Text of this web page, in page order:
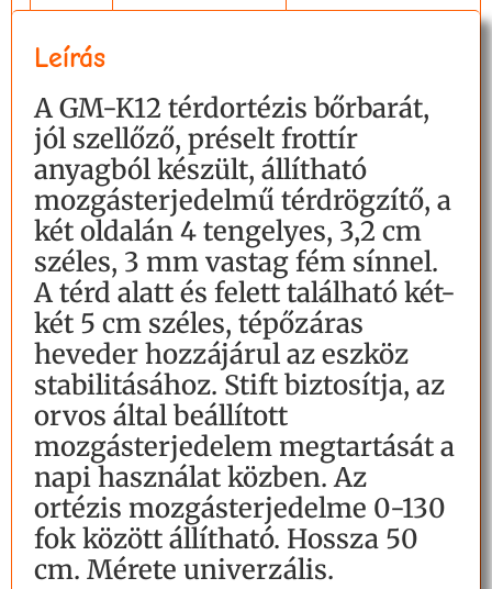
Leírás
A GM-K12 térdortézis bőrbarát,
jól szellőző, préselt frottír
anyagból készült, állítható
mozgásterjedelmű térdrögzítő, a
két oldalán 4 tengelyes, 3,2 cm
széles, 3 mm vastag fém sínnel.
A térd alatt és felett található két-
két 5 cm széles, tépőzáras
heveder hozzájárul az eszköz
stabilitásához. Stift biztosítja, az
orvos által beállított
mozgásterjedelem megtartását a
napi használat közben. Az
ortézis mozgásterjedelme 0-130
fok között állítható. Hossza 50
cm. Mérete univerzális.